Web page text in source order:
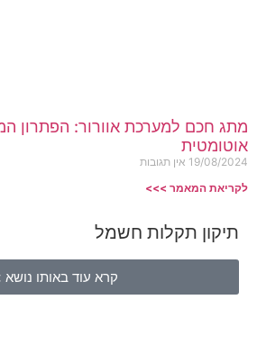
מתג חכם למערכת אוורור: הפתרון
אוטומטית
19/08/2024 אין תגובות
לקריאת המאמר >>>
תיקון תקלות חשמל
קרא עוד באותו נושא